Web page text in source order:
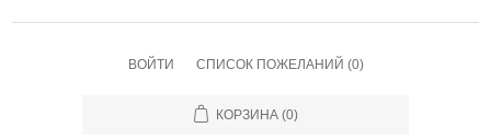
ВОЙТИ СПИСОК ПОЖЕЛАНИЙ (0)
КОРЗИНА (0)